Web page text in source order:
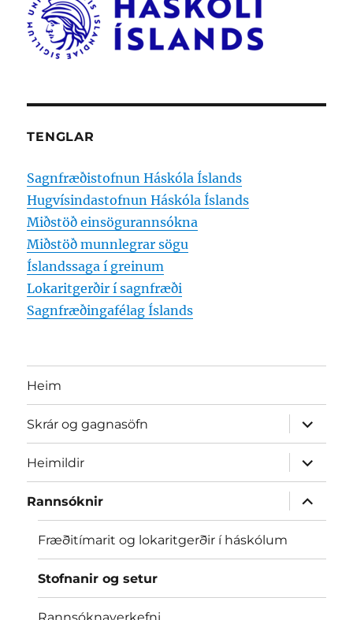
TENGLAR
Sagnfræðistofnun Háskóla Íslands
Hugvísindastofnun Háskóla Íslands
Miðstöð einsögurannsókna
Miðstöð munnlegrar sögu
Íslandssaga í greinum
Lokaritgerðir í sagnfræði
Sagnfræðingafélag Íslands
Heim
Skrár og gagnasöfn
expand
child
menu
Heimildir
expand
child
menu
Rannsóknir
expand
child
menu
Fræðitímarit og lokaritgerðir í háskólum
Stofnanir og setur
Rannsóknaverkefni